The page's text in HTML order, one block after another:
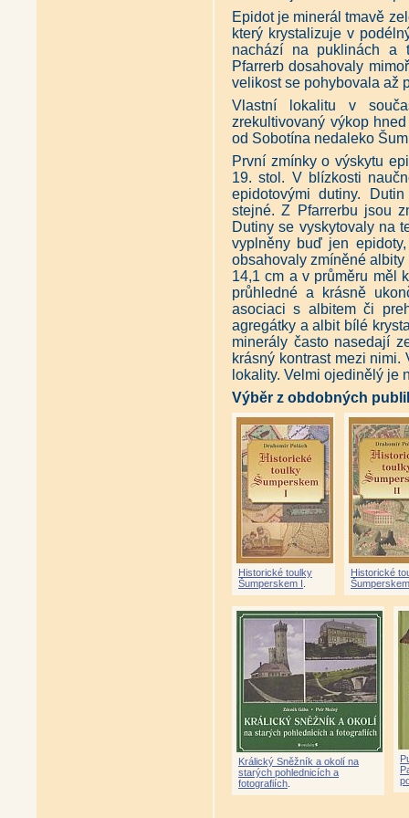
Epidot je minerál tmavě
který krystalizuje v
nachází na puklinách a
Pfarrerb dosahovaly
velikost se pohybovala až
Vlastní lokalitu v
zrekultivovaný výkop
od Sobotína nedaleko
První zmínky o výskytu
19. stol. V blízkosti
epidotovými dutiny.
stejné. Z Pfarrerbu jsou
Dutiny se vyskytovaly na
vyplněny buď jen
obsahovaly zmíněné
14,1 cm a v průměru měl
průhledné a krásně
asociaci s albitem či
agregátky a albit bílé
minerály často nasedají
krásný kontrast mezi
lokality. Velmi ojedinělý je
Výběr z obdobných
Historické toulky
Šumperskem I
Historické
Králický Sněžník a okolí na
starých pohlednicích a
fotografiích